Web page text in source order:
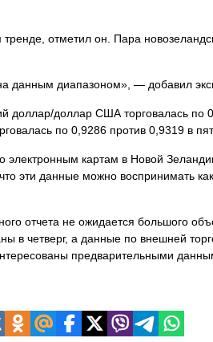
отметил он. Пара
данным диапазоном», — добавил
доллар/доллар США торговалась по
по 0,9286 против 0,9319 в
картам в Новой
эти данные можно воспринимать
отчета не ожидается большого
в четверг, а данные по внешней
предварительными